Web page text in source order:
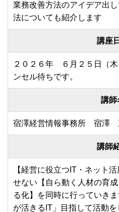
業務改善方法のアイデア出
法についても紹介します
講座
２０２６年 ６月２５日（
ンセル待ちです。
講師
宿澤経営情報事務所 宿
講師
【経営に役立つIT・ネット
せない【自ら動く人材の育
る化】を同時に行っていき
が活きるIT」目指して活動を